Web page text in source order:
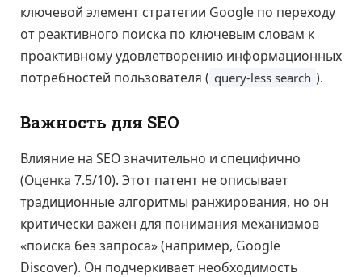
ключевой элемент стратегии Google по переходу
от реактивного поиска по ключевым словам к
проактивному удовлетворению информационных
потребностей пользователя ( query-less search ).
Важность для SEO
Влияние на SEO значительно и специфично
(Оценка 7.5/10). Этот патент не описывает
традиционные алгоритмы ранжирования, но он
критически важен для понимания механизмов
«поиска без запроса» (например, Google
Discover). Он подчеркивает необходимость